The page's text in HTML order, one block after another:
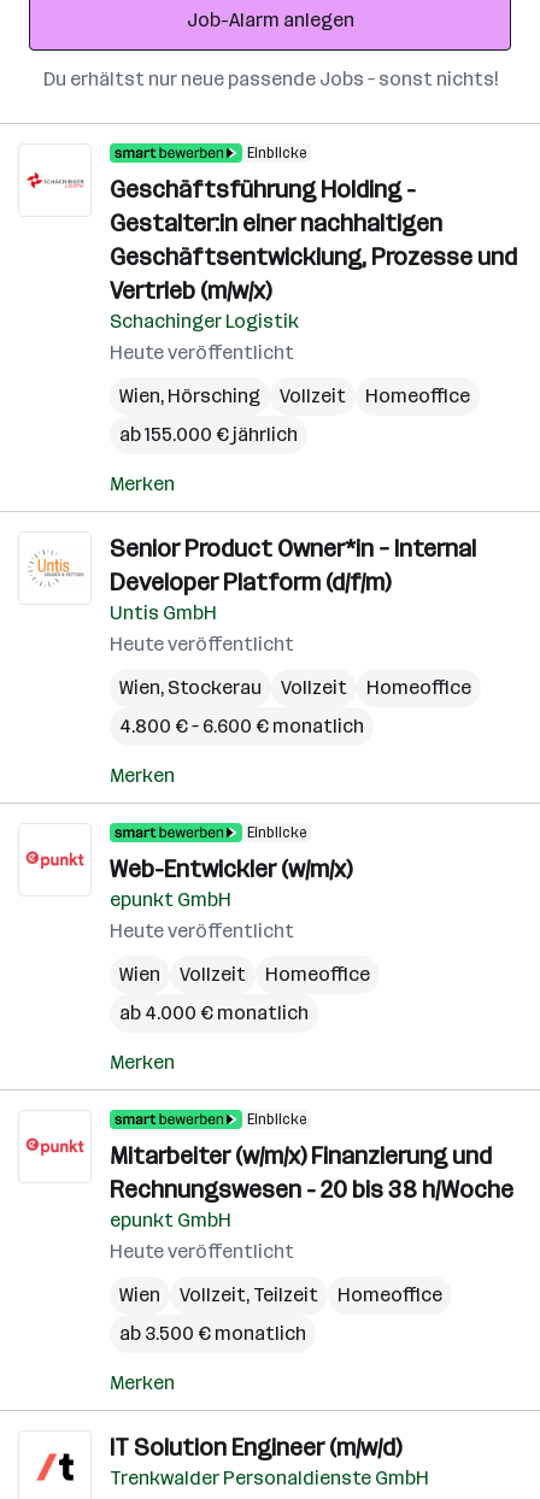
Job-Alarm anlegen
Du erhältst nur neue passende Jobs – sonst nichts!
Einblicke
Geschäftsführung Holding -
Gestalter:in einer nachhaltigen
Geschäftsentwicklung, Prozesse und
Vertrieb (m/w/x)
Schachinger Logistik
Heute veröffentlicht
Wien, Hörsching Vollzeit
Homeoffice
ab 155.000 € jährlich
Merken
Senior Product Owner*in – Internal
Developer Platform (d/f/m)
Untis GmbH
Heute veröffentlicht
Wien, Stockerau Vollzeit
Homeoffice
4.800 € – 6.600 € monatlich
Merken
Einblicke
Web-Entwickler (w/m/x)
epunkt GmbH
Heute veröffentlicht
Wien
Vollzeit
Homeoffice
ab 4.000 € monatlich
Merken
Einblicke
Mitarbeiter (w/m/x) Finanzierung und
Rechnungswesen - 20 bis 38 h/Woche
epunkt GmbH
Heute veröffentlicht
Wien
Vollzeit, Teilzeit
Homeoffice
ab 3.500 € monatlich
Merken
IT Solution Engineer (m/w/d)
Trenkwalder Personaldienste GmbH